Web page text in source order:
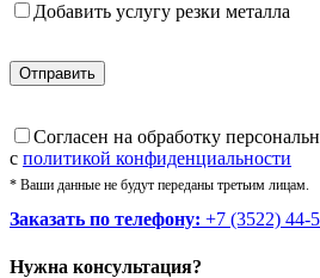
Добавить услугу резки металла
Cогласен на обработку
с политикой конфиденциальности
* Ваши данные не будут переданы третьим лицам.
Заказать по телефону: +7 (3522) 44-
Нужна консультация?